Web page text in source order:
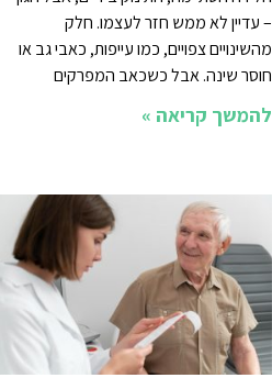
– עדיין לא ממש חזר לעצמו. חלק
מהשינויים צפויים, כמו עייפות, כאבי גב או
חוסר שינה. אבל כשכאב המפרקים
להמשך קריאה »